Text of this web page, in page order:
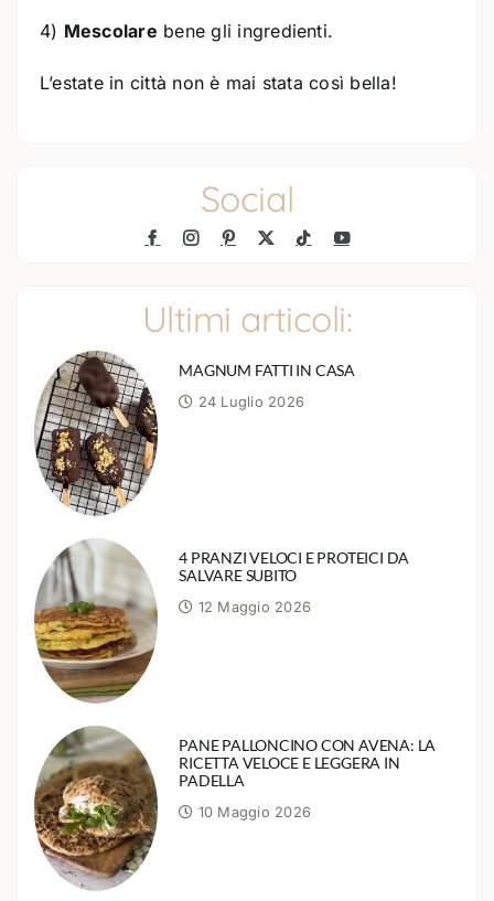
4) Mescolare bene gli ingredienti.
L’estate in città non è mai stata così bella!
Social
Ultimi articoli:
MAGNUM FATTI IN CASA
24 Luglio 2026
4 PRANZI VELOCI E PROTEICI DA
SALVARE SUBITO
12 Maggio 2026
PANE PALLONCINO CON AVENA: LA
RICETTA VELOCE E LEGGERA IN
PADELLA
10 Maggio 2026